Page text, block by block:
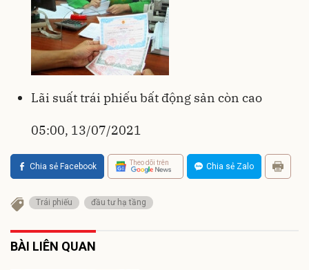
Lãi suất trái phiếu bất động sản còn cao
05:00, 13/07/2021
Chia sẻ Facebook Theo dõi trên Chia sẻ Zalo
Trái phiếu đầu tư hạ tầng
BÀI LIÊN QUAN